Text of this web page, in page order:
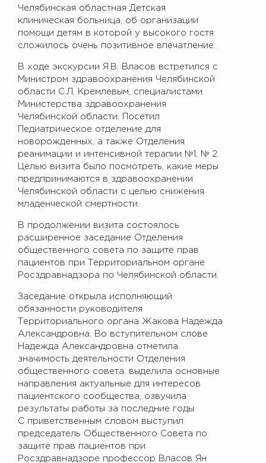
Челябинская областная Детская
клиническая больница, об организации
помощи детям в которой у высокого гостя
сложилось очень позитивное впечатление.
В ходе экскурсии Я.В. Власов встретился с
Министром здравоохранения Челябинской
области С.Л. Кремлевым, специалистами
Министерства здравоохранения
Челябинской области. Посетил
Педиатрическое отделение для
новорожденных, а также Отделения
реанимации и интенсивной терапии №1, № 2.
Целью визита было посмотреть, какие меры
предпринимаются в здравоохранении
Челябинской области с целью снижения
младенческой смертности.
В продолжении визита состоялось
расширенное заседание Отделения
общественного совета по защите прав
пациентов при Территориальном органе
Росздравнадзора по Челябинской области.
Заседание открыла исполняющий
обязанности руководителя
Территориального органа Жакова Надежда
Александровна. Во вступительном слове
Надежда Александровна отметила
значимость деятельности Отделения
общественного совета, выделила основные
направления актуальные для интересов
пациентского сообщества, озвучила
результаты работы за последние годы.
С приветственным словом выступил
председатель Общественного Совета по
защите прав пациентов при
Росздравнадзоре профессор Власов Ян